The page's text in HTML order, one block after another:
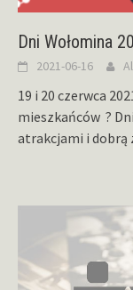
Dni Wołomina
2021-06-16
19 i 20 czerwca
mieszkańców ?
atrakcjami i dobrą